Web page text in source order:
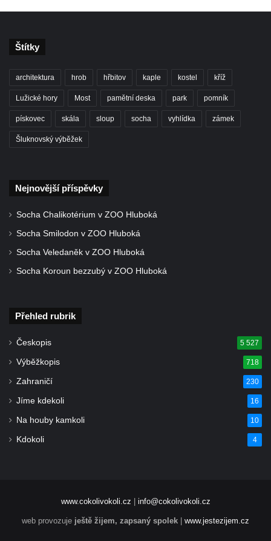
náměstí Jiřího z Poděbrad v Hořicích
(Centra setkávání) v Dolní Poustevně
Pamětní deska Augustina Podoláka v
Chrámu Proměnění Páně ve Varnsdorfu
na domě čp. 32/5 v Husově ulici v Mělníku
provedení Prodané nevěsty na domě U
Zlatého hroznu v Mělníku
Pamětní deska Vladimíra Veselého v
Pražské bráně v Mělníku
Pamětní deska Jaroslava Krombholce v
Pamětní deska Jana Nerudy v Nerudově
ulici v Plzni – Jižním Předměstí
Pamětní deska Otakara Kudrny na budově
v Horní Polici
Pamětní deska Aloise Senefeldera na
Štítky
architektura hrob hřbitov kaple kostel kříž
Lužické hory Most pamětní deska park pomník
pískovec skála sloup socha vyhlídka zámek
Šluknovský výběžek
Nejnovější příspěvky
Socha Chalikotérium v ZOO Hluboká
Socha Smilodon v ZOO Hluboká
Socha Veledaněk v ZOO Hluboká
Socha Koroun bezzubý v ZOO Hluboká
Přehled rubrik
Českopis 5 527
Výběžkopis 718
Zahraničí 230
Jíme kdekoli 16
Na houby kamkoli 10
Kdokoli 4
www.cokolivokoli.cz info@cokolivokoli.cz
web provozuje ještě žijem, zapsaný spolek www.jestezijem.cz